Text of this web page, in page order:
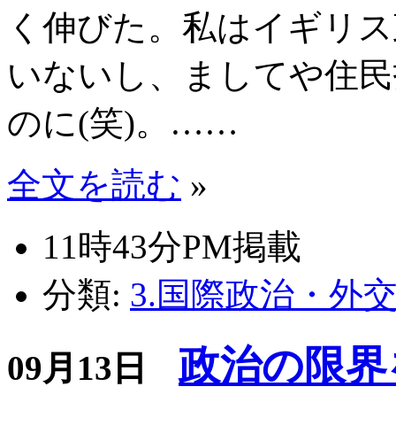
く伸びた。私はイギリ
いないし、ましてや住
のに(笑)。……
全文を読む »
11時43分PM掲載
分類: 3.国際政治・外
09月13日
政治の限